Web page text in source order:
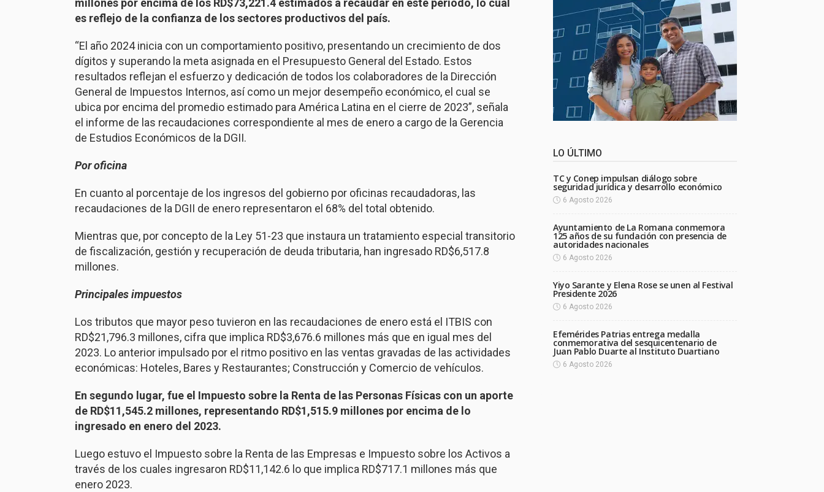
millones por encima de los RD$73,221.4 estimados a recaudar en este periodo, lo cual
es reflejo de la confianza de los sectores productivos del país.
“El año 2024 inicia con un comportamiento positivo, presentando un crecimiento de dos
dígitos y superando la meta asignada en el Presupuesto General del Estado. Estos
resultados reflejan el esfuerzo y dedicación de todos los colaboradores de la Dirección
General de Impuestos Internos, así como un mejor desempeño económico, el cual se
ubica por encima del promedio estimado para América Latina en el cierre de 2023”, señala
el informe de las recaudaciones correspondiente al mes de enero a cargo de la Gerencia
de Estudios Económicos de la DGII.
Por oficina
En cuanto al porcentaje de los ingresos del gobierno por oficinas recaudadoras, las
recaudaciones de la DGII de enero representaron el 68% del total obtenido.
Mientras que, por concepto de la Ley 51-23 que instaura un tratamiento especial transitorio
de fiscalización, gestión y recuperación de deuda tributaria, han ingresado RD$6,517.8
millones.
Principales impuestos
Los tributos que mayor peso tuvieron en las recaudaciones de enero está el ITBIS con
RD$21,796.3 millones, cifra que implica RD$3,676.6 millones más que en igual mes del
2023. Lo anterior impulsado por el ritmo positivo en las ventas gravadas de las actividades
económicas: Hoteles, Bares y Restaurantes; Construcción y Comercio de vehículos.
En segundo lugar, fue el Impuesto sobre la Renta de las Personas Físicas con un aporte
de RD$11,545.2 millones, representando RD$1,515.9 millones por encima de lo
ingresado en enero del 2023.
Luego estuvo el Impuesto sobre la Renta de las Empresas e Impuesto sobre los Activos a
través de los cuales ingresaron RD$11,142.6 lo que implica RD$717.1 millones más que
enero 2023.
LO ÚLTIMO
TC y Conep impulsan diálogo sobre
seguridad jurídica y desarrollo económico
6 Agosto 2026
Ayuntamiento de La Romana conmemora
125 años de su fundación con presencia de
autoridades nacionales
6 Agosto 2026
Yiyo Sarante y Elena Rose se unen al Festival
Presidente 2026
6 Agosto 2026
Efemérides Patrias entrega medalla
conmemorativa del sesquicentenario de
Juan Pablo Duarte al Instituto Duartiano
6 Agosto 2026